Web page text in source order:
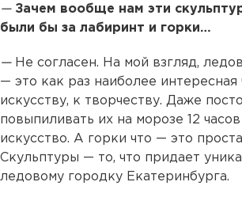
—Зачем вообще нам эти
были бы за лабиринт и горки…
—Не согласен. На мой взгляд,
— это как раз наиболее интересная
искусству, к творчеству. Даже
повыпиливать их на морозе 12
искусство. А горки что — это
Скульптуры — то, что придает
ледовому городку Екатеринбурга.